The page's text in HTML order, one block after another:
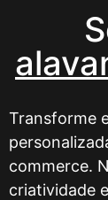
Transforme
commerce.
criatividade